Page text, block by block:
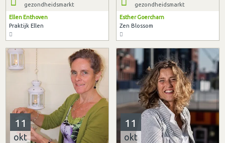
gezondheidsmarkt
Ellen Enthoven
Praktijk Ellen
gezondheidsmarkt
Esther Goercharn
Zen Blossom
11
okt
11
okt